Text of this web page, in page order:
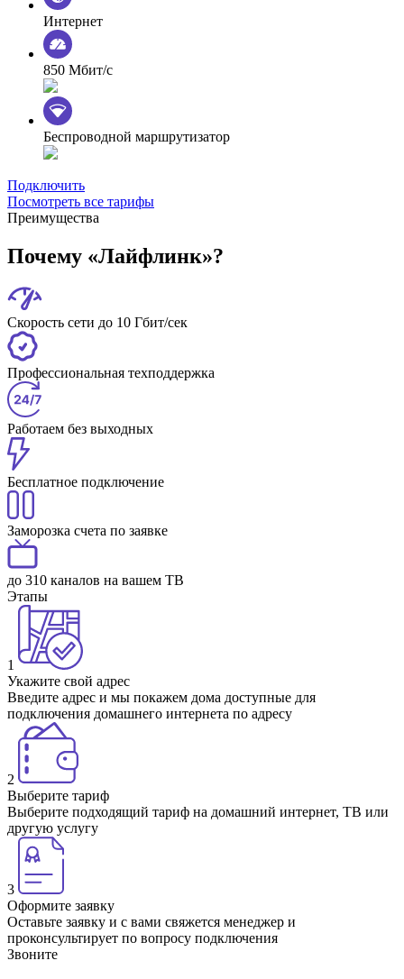
Интернет
850 Мбит/с
Беспроводной маршрутизатор
Подключить
Посмотреть все тарифы
Преимущества
Почему «Лайфлинк»?
Скорость сети до 10 Гбит/сек
Профессиональная техподдержка
Работаем без выходных
Бесплатное подключение
Заморозка счета по заявке
до 310 каналов на вашем ТВ
Этапы
1
Укажите свой адрес
Введите адрес и мы покажем дома доступные для
подключения домашнего интернета по адресу
2
Выберите тариф
Выберите подходящий тариф на домашний интернет, ТВ или
другую услугу
3
Оформите заявку
Оставьте заявку и с вами свяжется менеджер и
проконсультирует по вопросу подключения
Звоните